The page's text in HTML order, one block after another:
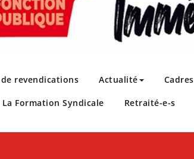
de Lille
revendications Actualité Cadres
La Formation Syndicale Retraité-e-s